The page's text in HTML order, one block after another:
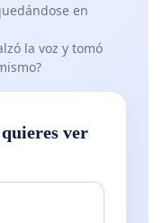
a 10h
en
la voz y tomó
ver